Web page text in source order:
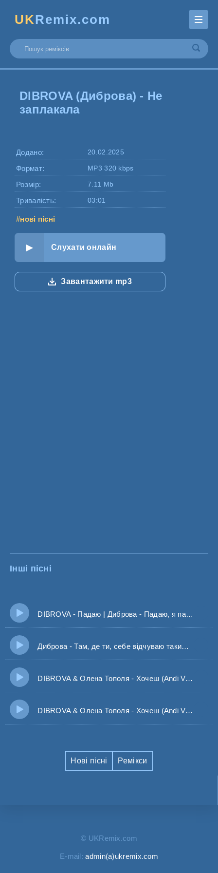
UKRemix.com
DIBROVA (Диброва) - Не
заплакала
Додано: 20.02.2025
Формат: MP3 320 kbps
Розмір: 7.11 Mb
Тривалість: 03:01
#нові пісні
Слухати онлайн
Завантажити mp3
Інші пісні
DIBROVA - Падаю | Диброва - Падаю, я падаю, коли тебе немає
Диброва - Там, де ти, себе відчуваю таким живим
DIBROVA & Олена Тополя - Хочеш (Andi Vax Remix)
DIBROVA & Олена Тополя - Хочеш (Andi Vax official Remix)
Нові пісні Ремікси
© UKRemix.com
E-mail:admin(a)ukremix.com